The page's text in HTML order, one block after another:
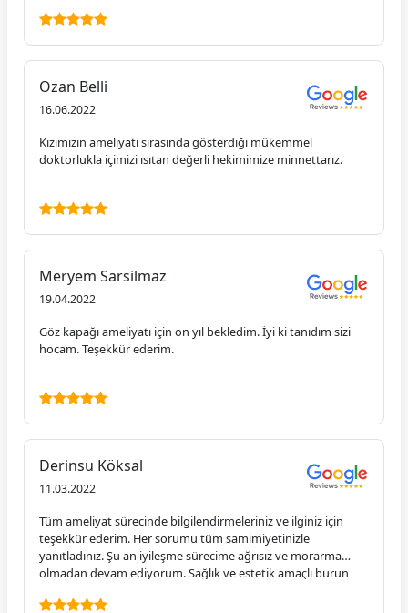
Ozan Belli
16.06.2022
Kızımızın ameliyatı sırasında gösterdiği mükemmel
doktorlukla içimizi ısıtan değerli hekimimize minnettarız.
Meryem Sarsilmaz
19.04.2022
Göz kapağı ameliyatı için on yıl bekledim. İyi ki tanıdım sizi
hocam. Teşekkür ederim.
Derinsu Köksal
11.03.2022
Tüm ameliyat sürecinde bilgilendirmeleriniz ve ilginiz için
teşekkür ederim. Her sorumu tüm samimiyetinizle
yanıtladınız. Şu an iyileşme sürecime ağrısız ve morarma
olmadan devam ediyorum. Sağlık ve estetik amaçlı burun
ederim.